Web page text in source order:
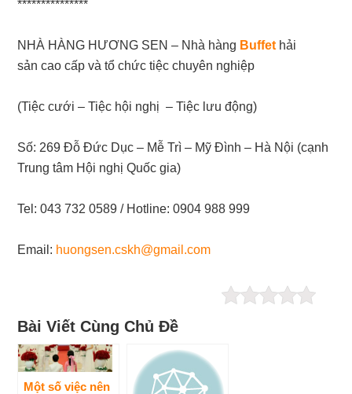
***************
NHÀ HÀNG HƯƠNG SEN – Nhà hàng Buffet hải
sản cao cấp và tổ chức tiệc chuyên nghiệp
(Tiệc cưới – Tiệc hội nghị – Tiệc lưu động)
Số: 269 Đỗ Đức Dục – Mễ Trì – Mỹ Đình – Hà Nội (cạnh
Trung tâm Hội nghị Quốc gia)
Tel: 043 732 0589 / Hotline: 0904 988 999
Email: huongsen.cskh@gmail.com
Bài Viết Cùng Chủ Đề
Một số việc nên